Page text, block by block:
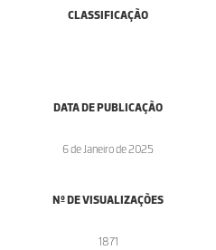
CLASSIFICAÇÃO
DATA DE PUBLICAÇÃO
6 de Janeiro de 2025
Nº DE VISUALIZAÇÕES
1871